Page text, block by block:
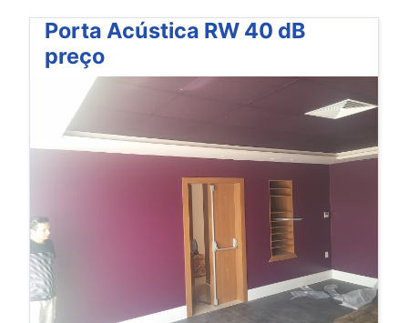
Porta Acústica RW 40 dB
preço